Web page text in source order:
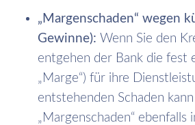
„Margenschaden“ wegen
Gewinne): Wenn Sie den
entgehen der Bank die fest
„Marge“) für ihre
entstehenden Schaden
„Margenschaden“